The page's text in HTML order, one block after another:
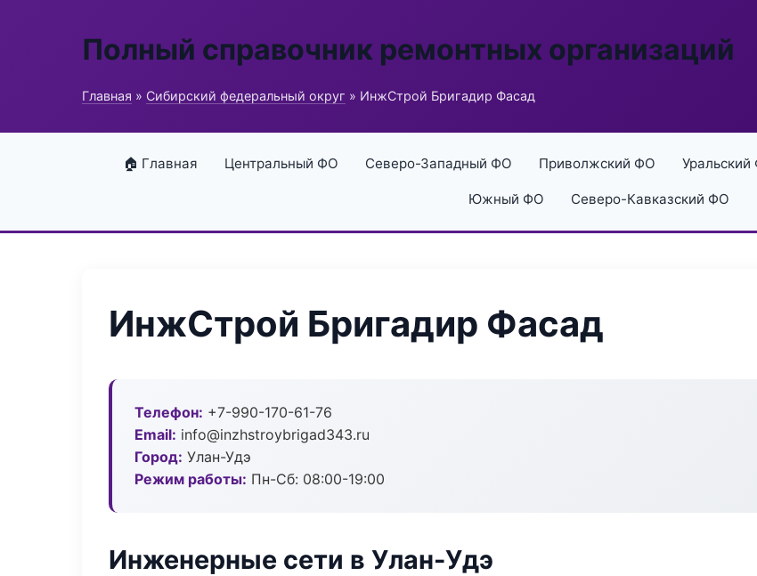
Полный справочник ремонтных организаций
Главная » Сибирский федеральный округ » ИнжСтрой Бригадир Фасад
🏠 Главная Центральный ФО Северо-Западный ФО Приволжский ФО
Южный ФО Северо-Кавказский ФО
ИнжСтрой Бригадир Фасад
Телефон: +7-990-170-61-76
Email: info@inzhstroybrigad343.ru
Город: Улан-Удэ
Режим работы: Пн-Сб: 08:00-19:00
Инженерные сети в Улан-Удэ